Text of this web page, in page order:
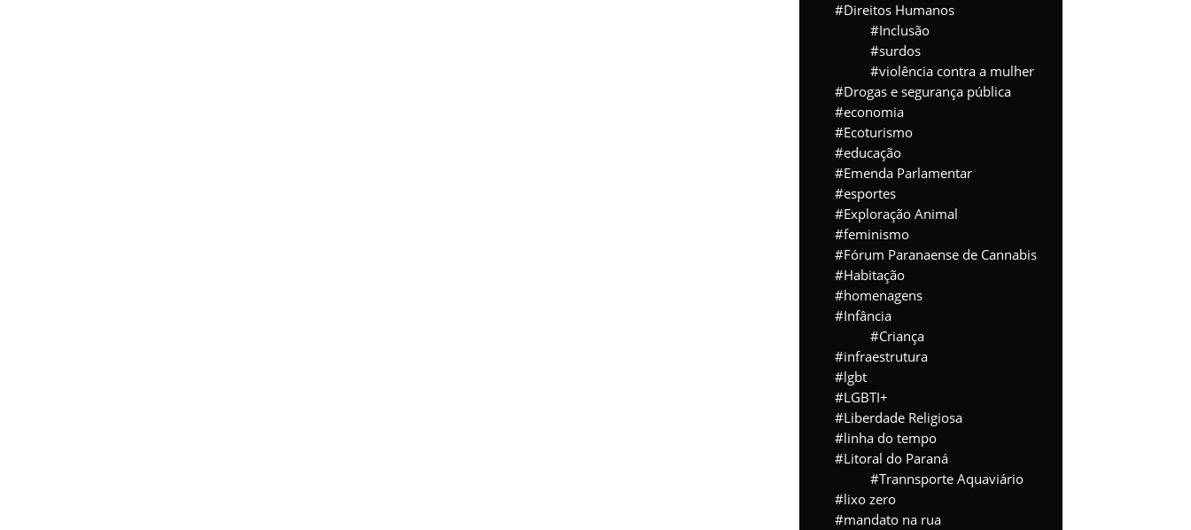
Direitos Humanos
Inclusão
surdos
violência contra a mulher
Drogas e segurança pública
economia
Ecoturismo
educação
Emenda Parlamentar
esportes
Exploração Animal
feminismo
Fórum Paranaense de Cannabis
Habitação
homenagens
Infância
Criança
infraestrutura
lgbt
LGBTI+
Liberdade Religiosa
linha do tempo
Litoral do Paraná
Trannsporte Aquaviário
lixo zero
mandato na rua